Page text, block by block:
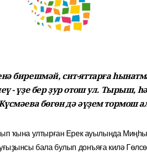
бирешмәй, сит-яттарға
- үҙе бер ҙур отош ул. Тырыш,
бөгөн дә әүҙем тормош
ҡына ултырған Ерек ауылында
бала булып донъя­ға килә Гөлс